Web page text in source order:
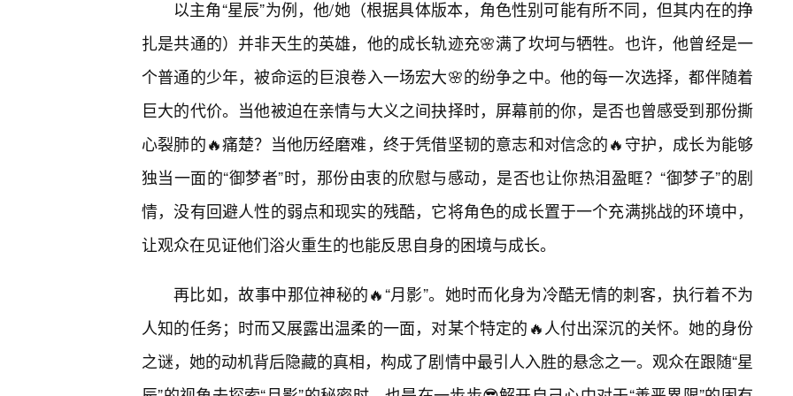
以主角“星辰”为例，他/她（根据具体版本，角色性别可能有所不同，但其内在的挣
扎是共通的）并非天生的英雄，他的成长轨迹充🌸满了坎坷与牺牲。也许，他曾经是一
个普通的少年，被命运的巨浪卷入一场宏大🌸的纷争之中。他的每一次选择，都伴随着
巨大的代价。当他被迫在亲情与大义之间抉择时，屏幕前的你，是否也曾感受到那份撕
心裂肺的🔥痛楚？当他历经磨难，终于凭借坚韧的意志和对信念的🔥守护，成长为能够
独当一面的“御梦者”时，那份由衷的欣慰与感动，是否也让你热泪盈眶？“御梦子”的剧
情，没有回避人性的弱点和现实的残酷，它将角色的成长置于一个充满挑战的环境中，
让观众在见证他们浴火重生的也能反思自身的困境与成长。
再比如，故事中那位神秘的🔥“月影”。她时而化身为冷酷无情的刺客，执行着不为
人知的任务；时而又展露出温柔的一面，对某个特定的🔥人付出深沉的关怀。她的身份
之谜，她的动机背后隐藏的真相，构成了剧情中最引人入胜的悬念之一。观众在跟随“星